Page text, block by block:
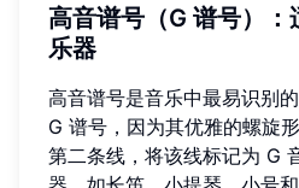
高音谱号 （G 谱号）
乐器
高音谱号是音乐中最易识别
G 谱号，因为其优雅的螺旋
第二条线，将该线标记为 G